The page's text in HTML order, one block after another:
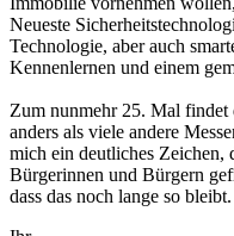
Neueste
Technologie, aber auch
Kennenlernen und einem
Zum nunmehr 25. Mal findet
anders als viele andere
mich ein deutliches Zeichen,
Bürgerinnen und Bürgern
dass das noch lange so bleibt.